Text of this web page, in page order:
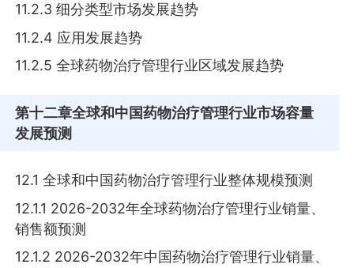
11.2.3 细分类型市场发展趋势
11.2.4 应用发展趋势
11.2.5 全球药物治疗管理行业区域发展趋势
第十二章全球和中国药物治疗管理行业市场容量
发展预测
12.1 全球和中国药物治疗管理行业整体规模预测
12.1.1 2026-2032年全球药物治疗管理行业销量、
销售额预测
12.1.2 2026-2032年中国药物治疗管理行业销量、